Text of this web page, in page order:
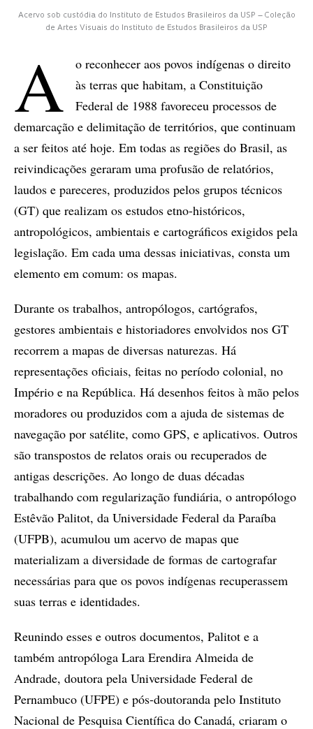
Acervo sob custódia do Instituto de Estudos Brasileiros da USP – Coleção
de Artes Visuais do Instituto de Estudos Brasileiros da USP
A
o reconhecer aos povos indígenas o direito
às terras que habitam, a Constituição
Federal de 1988 favoreceu processos de
demarcação e delimitação de territórios, que continuam
a ser feitos até hoje. Em todas as regiões do Brasil, as
reivindicações geraram uma profusão de relatórios,
laudos e pareceres, produzidos pelos grupos técnicos
(GT) que realizam os estudos etno-históricos,
antropológicos, ambientais e cartográficos exigidos pela
legislação. Em cada uma dessas iniciativas, consta um
elemento em comum: os mapas.
Durante os trabalhos, antropólogos, cartógrafos,
gestores ambientais e historiadores envolvidos nos GT
recorrem a mapas de diversas naturezas. Há
representações oficiais, feitas no período colonial, no
Império e na República. Há desenhos feitos à mão pelos
moradores ou produzidos com a ajuda de sistemas de
navegação por satélite, como GPS, e aplicativos. Outros
são transpostos de relatos orais ou recuperados de
antigas descrições. Ao longo de duas décadas
trabalhando com regularização fundiária, o antropólogo
Estêvão Palitot, da Universidade Federal da Paraíba
(UFPB), acumulou um acervo de mapas que
materializam a diversidade de formas de cartografar
necessárias para que os povos indígenas recuperassem
suas terras e identidades.
Reunindo esses e outros documentos, Palitot e a
também antropóloga Lara Erendira Almeida de
Andrade, doutora pela Universidade Federal de
Pernambuco (UFPE) e pós-doutoranda pelo Instituto
Nacional de Pesquisa Científica do Canadá, criaram o